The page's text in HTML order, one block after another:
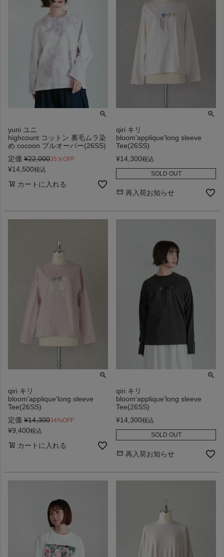
yuni ユニ
highcount コットン 裏毛ムラ染
め cocoon プルオーバー(26SS)
定価 ¥22,00035％OFF
¥14,500税込
カートに入れる
qiri キリ
bloom'applique'long sleeve
Tee(26SS)
¥14,300税込
SOLD OUT
再入荷お知らせ
qiri キリ
bloom'applique'long sleeve
Tee(26SS)
定価 ¥14,30034%OFF
¥9,400税込
カートに入れる
qiri キリ
bloom'applique'long sleeve
Tee(26SS)
¥14,300税込
SOLD OUT
再入荷お知らせ